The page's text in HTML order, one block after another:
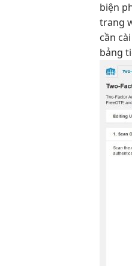
biện
trang
cần
bảng